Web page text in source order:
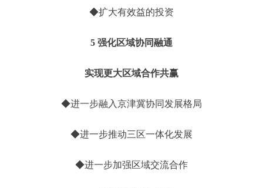
◆扩大有效益的投资
5 强化区域协同融通
实现更大区域合作共赢
◆进一步融入京津冀协同发展格局
◆进一步推动三区一体化发展
◆进一步加强区域交流合作